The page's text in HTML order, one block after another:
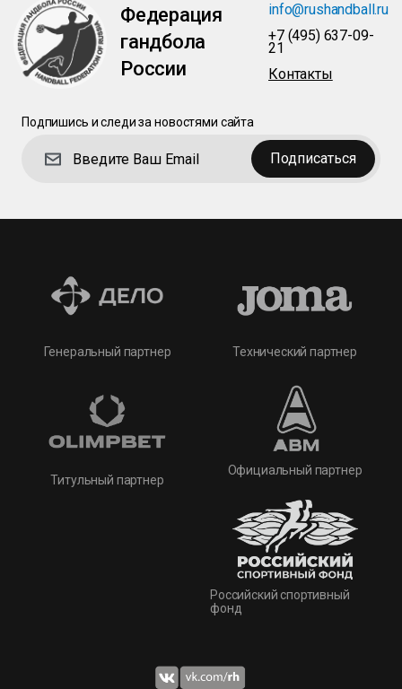
Федерация
гандбола
России
info@rushandball.ru
+7 (495) 637-09-
21
Контакты
Подпишись и следи за новостями сайта
Подписаться
Генеральный партнер
Титульный партнер
Технический партнер
Официальный партнер
Российский спортивный
фонд